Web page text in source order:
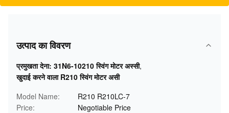
उत्पाद का विवरण
प्रमुखता देना: 31N6-10210 स्विंग मोटर अस्सी,
खुदाई करने वाला R210 स्विंग मोटर असी
Model Name:
R210 R210LC-7
Price:
Negotiable Price